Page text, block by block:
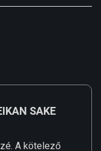
SAKE
A kötelező